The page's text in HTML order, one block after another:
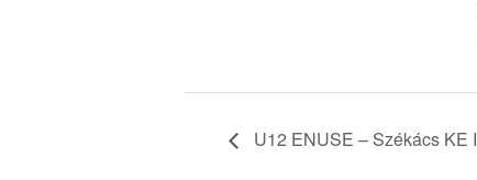
U12 ENUSE – Székács KE I